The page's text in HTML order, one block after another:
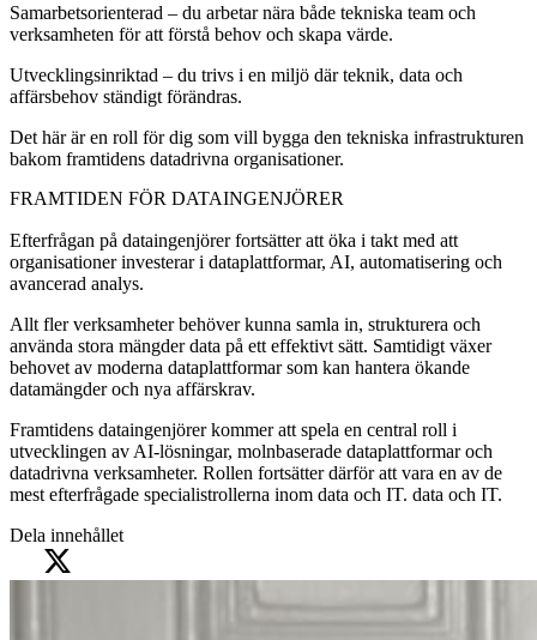
Samarbetsorienterad – du arbetar nära både tekniska team och
verksamheten för att förstå behov och skapa värde.
Utvecklingsinriktad – du trivs i en miljö där teknik, data och
affärsbehov ständigt förändras.
Det här är en roll för dig som vill bygga den tekniska infrastrukturen
bakom framtidens datadrivna organisationer.
FRAMTIDEN FÖR DATAINGENJÖRER
Efterfrågan på dataingenjörer fortsätter att öka i takt med att
organisationer investerar i dataplattformar, AI, automatisering och
avancerad analys.
Allt fler verksamheter behöver kunna samla in, strukturera och
använda stora mängder data på ett effektivt sätt. Samtidigt växer
behovet av moderna dataplattformar som kan hantera ökande
datamängder och nya affärskrav.
Framtidens dataingenjörer kommer att spela en central roll i
utvecklingen av AI-lösningar, molnbaserade dataplattformar och
datadrivna verksamheter. Rollen fortsätter därför att vara en av de
mest efterfrågade specialistrollerna inom data och IT. data och IT.
Dela innehållet